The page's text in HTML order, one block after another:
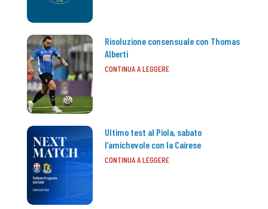
Risoluzione consensuale con Thomas
Alberti
CONTINUA A LEGGERE
Ultimo test al Piola, sabato
l’amichevole con la Cairese
CONTINUA A LEGGERE